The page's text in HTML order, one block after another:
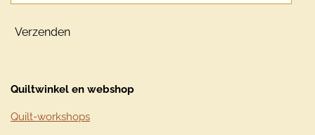
Verzenden
Quiltwinkel en webshop
Quilt-workshops